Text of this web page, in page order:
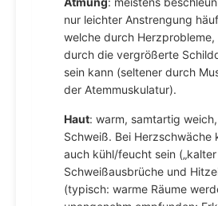
nur leichter Anstrengung
welche durch
durch die vergrößerte
sein kann (seltener durch
der Atemmuskulatur).
Haut: warm, samtartig
Schweiß. Bei Herzschwäche
auch kühl/feucht sein („kalter
Schweißausbrüche und
(typisch: warme Räume